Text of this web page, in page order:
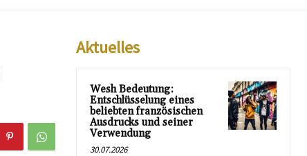
Aktuelles
Wesh Bedeutung:
Entschlüsselung eines
beliebten französischen
Ausdrucks und seiner
Verwendung
30.07.2026